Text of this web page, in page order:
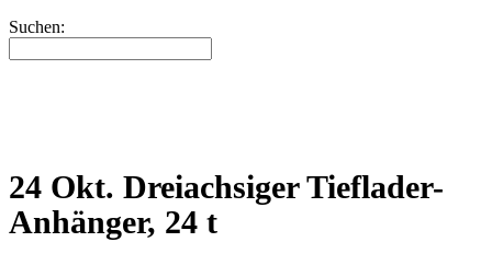
Suchen:
24 Okt. Dreiachsiger Tieflader-
Anhänger, 24 t